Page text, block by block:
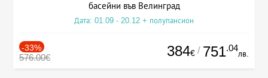
басейни във Велинград
Дата: 01.09 - 20.12 + полупансион
-33%
576.00€ 384€ / 751.04
лв.